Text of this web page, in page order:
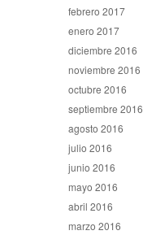
febrero 2017
enero 2017
diciembre 2016
noviembre 2016
octubre 2016
septiembre 2016
agosto 2016
julio 2016
junio 2016
mayo 2016
abril 2016
marzo 2016